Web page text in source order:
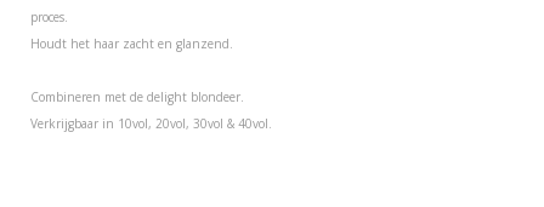
proces.
Houdt het haar zacht en glanzend.
Combineren met de delight blondeer.
Verkrijgbaar in 10vol, 20vol, 30vol & 40vol.